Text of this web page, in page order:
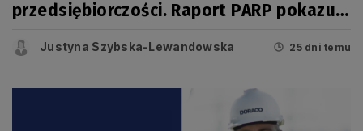
przedsiębiorczości. Raport PARP pokazuje
regionu świadczy coś więcej niż liczba
Justyna Szybska-Lewandowska 25 dni temu